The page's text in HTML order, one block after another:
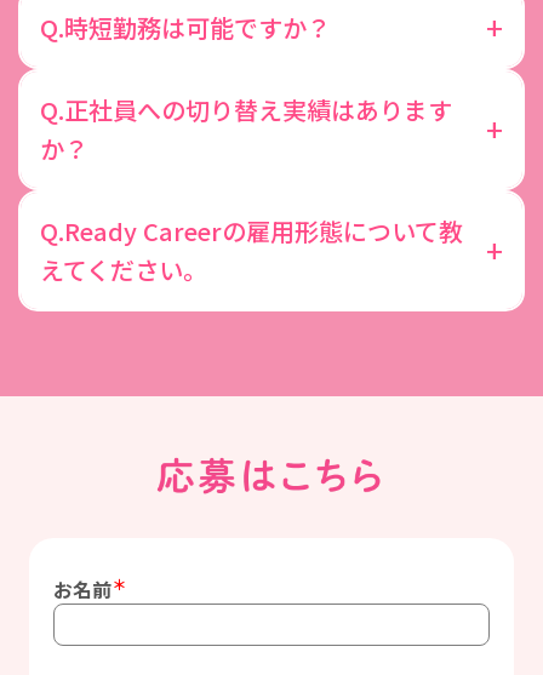
Q.時短勤務は可能ですか？
Q.正社員への切り替え実績はあります
か？
Q.Ready Careerの雇用形態について教
えてください。
応募はこちら
お名前＊